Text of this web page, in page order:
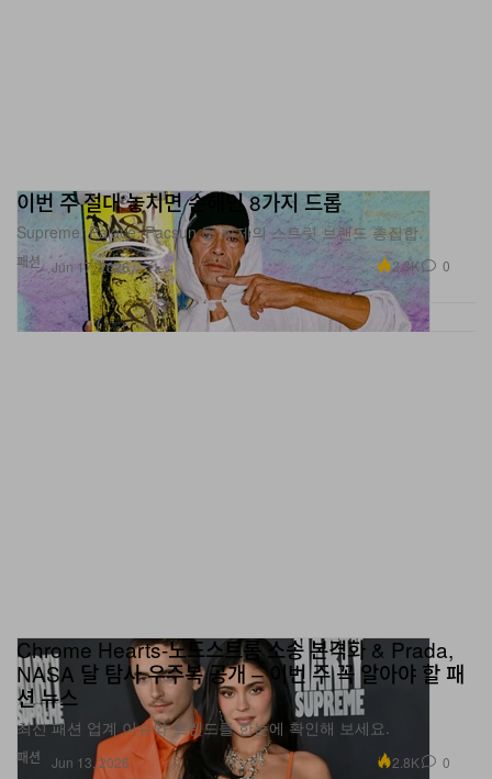
패션
이번 주 절대 놓치면 손해인 8가지 드롭
Supreme, Palace, Pacsun 등 화제의 스트릿 브랜드 총집합.
Jun 17, 2026 2.3K 0
패션
Chrome Hearts-노드스트롬 소송 본격화 & Prada,
NASA 달 탐사 우주복 공개 – 이번 주 꼭 알아야 할 패
션 뉴스
최신 패션 업계 이슈와 트렌드를 한눈에 확인해 보세요.
Jun 13, 2026 2.8K 0